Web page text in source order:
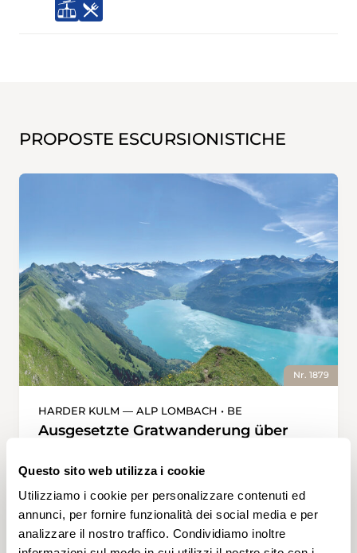
Questo sito web utilizza i cookie
Utilizziamo i cookie per personalizzare contenuti ed
annunci, per fornire funzionalità dei social media e per
analizzare il nostro traffico. Condividiamo inoltre
PROPOSTE ESCURSIONISTICHE
Nr. 1879
HARDER KULM — ALP LOMBACH • BE
Ausgesetzte Gratwanderung über
Steile Sache: In nur zehn Minuten Fahrzeit
bringt einen die Standseilbahn in einer
durchschnittlichen Neigung von 64 % von
Interlaken zur Station Harder. 570
Höhenmeter spart man sich so und man